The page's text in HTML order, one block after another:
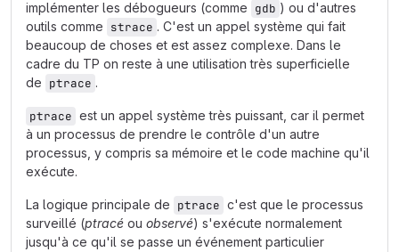
implémenter les débogueurs (comme gdb ) ou d'autres
outils comme strace . C'est un appel système qui fait
beaucoup de choses et est assez complexe. Dans le
cadre du TP on reste à une utilisation très superficielle
de ptrace .
ptrace est un appel système très puissant, car il permet
à un processus de prendre le contrôle d'un autre
processus, y compris sa mémoire et le code machine qu'il
exécute.
La logique principale de ptrace c'est que le processus
surveillé (ptracé ou observé) s'exécute normalement
jusqu'à ce qu'il se passe un événement particulier